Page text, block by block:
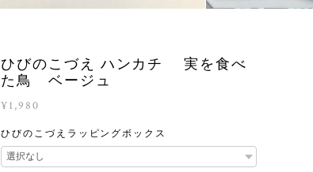
ひびのこづえ ハンカチ 実を食べ
た鳥 ベージュ
¥1,980
ひびのこづえラッピングボックス